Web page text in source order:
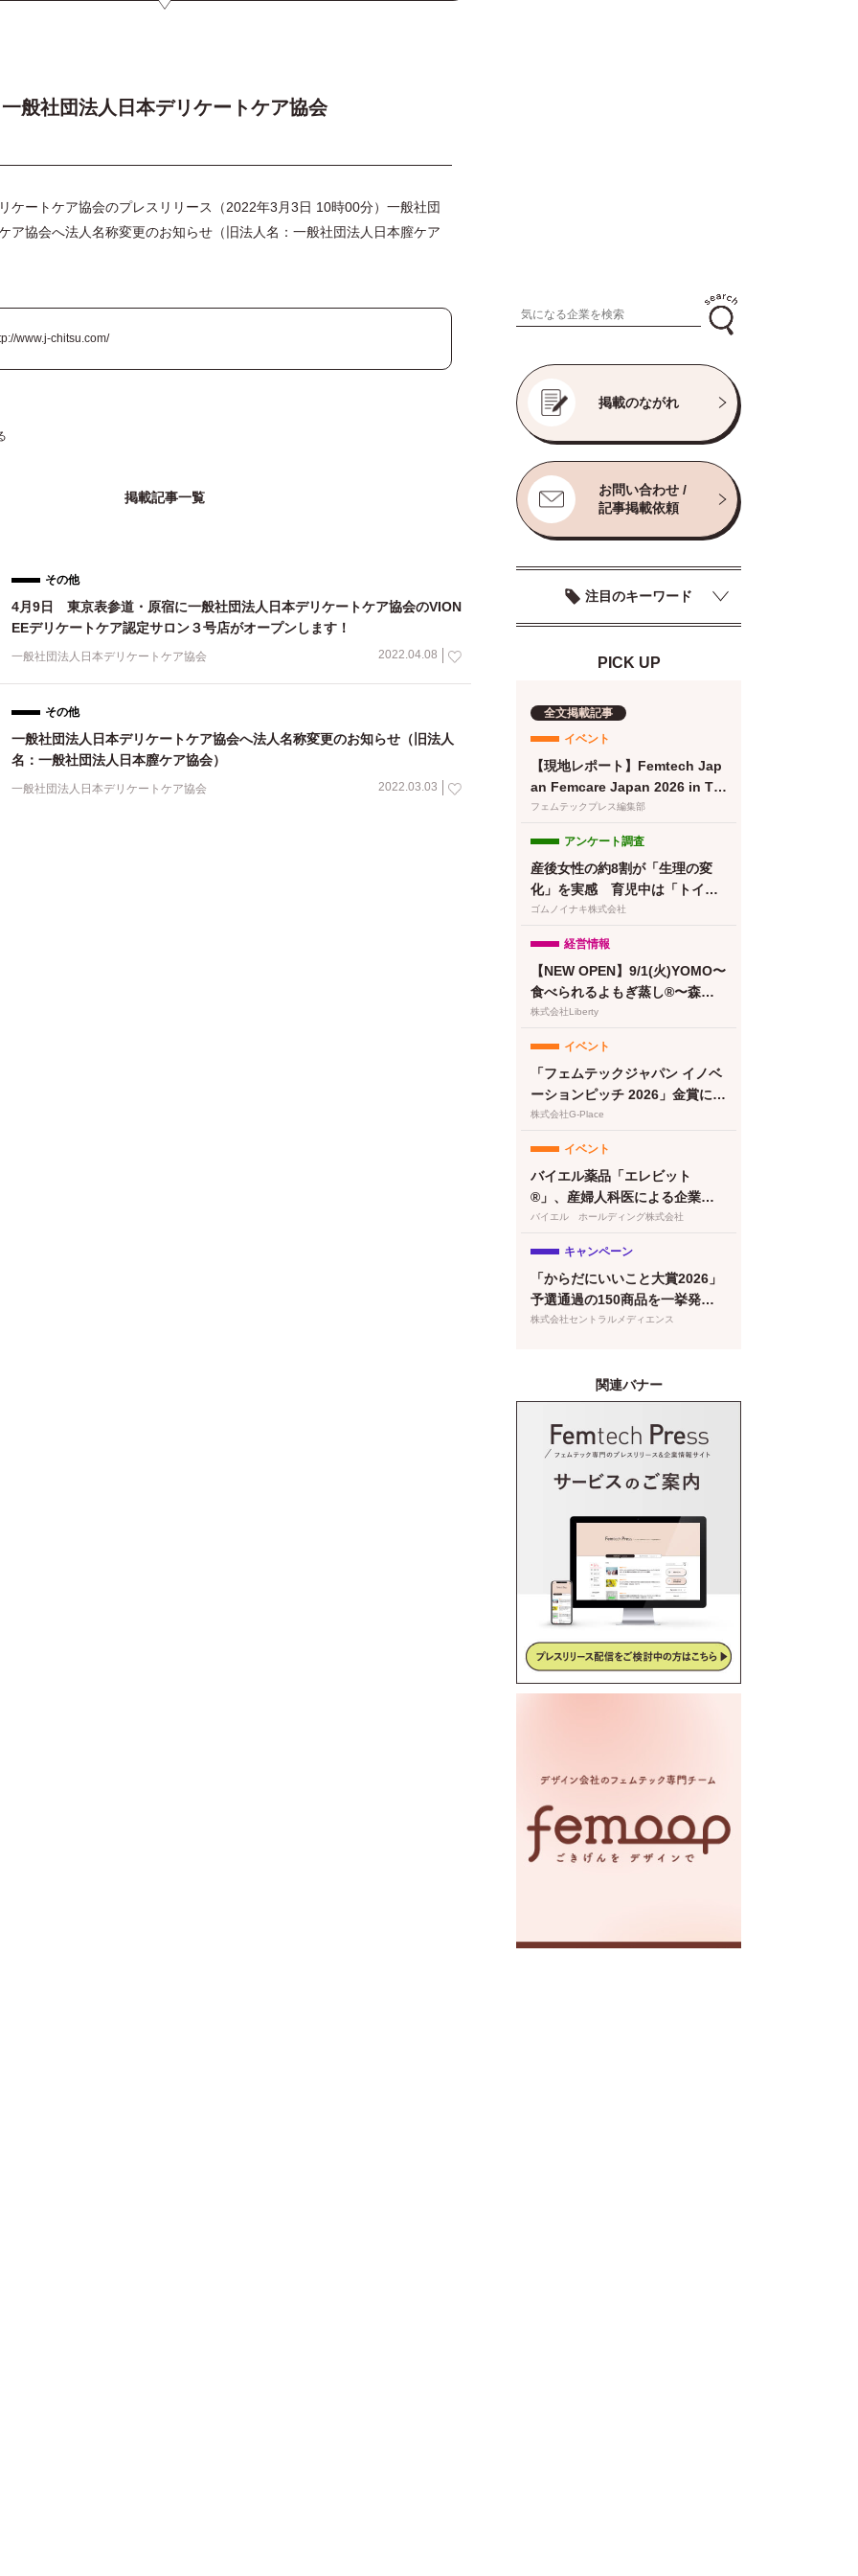
一般社団法人日本デリケートケア協会
ケートケア協会のプレスリリース（2022年3月3日 10時00分）一般社団
ア協会へ法人名称変更のお知らせ（旧法人名：一般社団法人日本膣ケア
www.j-chitsu.com/
掲載記事一覧
その他
4月9日 東京表参道・原宿に一般社団法人日本デリケートケア協会のVION
EEデリケートケア認定サロン３号店がオープンします！
一般社団法人日本デリケートケア協会 2022.04.08
その他
一般社団法人日本デリケートケア協会へ法人名称変更のお知らせ（旧法人
名：一般社団法人日本膣ケア協会）
一般社団法人日本デリケートケア協会 2022.03.03
掲載のながれ
お問い合わせ /
記事掲載依頼
注目のキーワード
PICK UP
全文掲載記事
イベント
【現地レポート】Femtech Jap
an Femcare Japan 2026 in TO
KYO｜フェムテックジャパン20
取り組みが集結
フェムテックプレス編集部
アンケート調査
産後女性の約8割が「生理の変
化」を実感 育児中は「トイレ
に行けない」が最大のストレス
ゴムノイナキ株式会社
経営情報
【NEW OPEN】9/1(火)YOMO〜
食べられるよもぎ蒸し®〜森下
清澄白河店グランドオープン！
株式会社Liberty
イベント
「フェムテックジャパン イノベ
ーションピッチ 2026」金賞に竹
繊維＆でんぷん由来吸収体の生
株式会社G-Place
イベント
バイエル薬品「エレビット
®」、産婦人科医による企業向
けプレコンセプションケアセミ
バイエル ホールディング株式会社
キャンペーン
「からだにいいこと大賞2026」
予選通過の150商品を一挙発
表！本日より特設サイトもオー
株式会社セントラルメディエンス
関連バナー